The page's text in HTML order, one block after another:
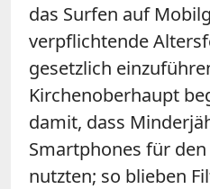
das Surfen auf
verpflichtende
gesetzlich
Kirchenoberhaupt
damit, dass
Smartphones für
nutzten; so blieben